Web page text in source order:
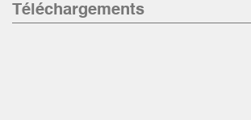
Téléchargements